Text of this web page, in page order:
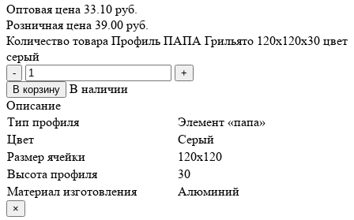
Оптовая цена 33.10 руб.
Розничная цена 39.00 руб.
Количество товара Профиль ПАПА Грильято 120х120х30 цвет
серый
-
+
В корзину
В наличии
Описание
Тип профиля
Элемент «папа»
Цвет
Серый
Размер ячейки
120х120
Высота профиля
30
Материал изготовления
Алюминий
×